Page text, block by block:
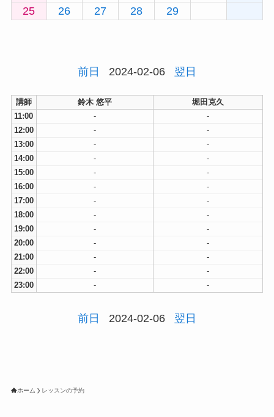
25
26 27 28 29
前日 2024-02-06 翌日
講師 鈴木 悠平
堀田克久
11:00
-
-
12:00
-
-
13:00
-
-
14:00
-
-
15:00
-
-
16:00
-
-
17:00
-
-
18:00
-
-
19:00
-
-
20:00
-
-
21:00
-
-
22:00
-
-
23:00
- -
前日 2024-02-06 翌日
ホーム レッスンの予約